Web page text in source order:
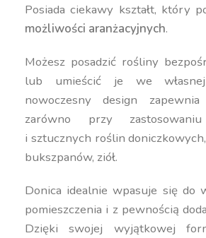
Posiada ciekawy kształt, który
możliwości aranżacyjnych.
Możesz posadzić rośliny
lub umieścić je we
nowoczesny design
zarówno przy
i sztucznych roślin
bukszpanów, ziół.
Donica idealnie wpasuje się do
pomieszczenia i z pewnością
Dzięki swojej wyjątkowej